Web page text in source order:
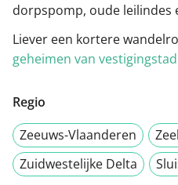
dorpspomp, oude leilindes
Liever een kortere
geheimen van
Regio
Zeeuws-Vlaanderen
Zuidwestelijke Delta